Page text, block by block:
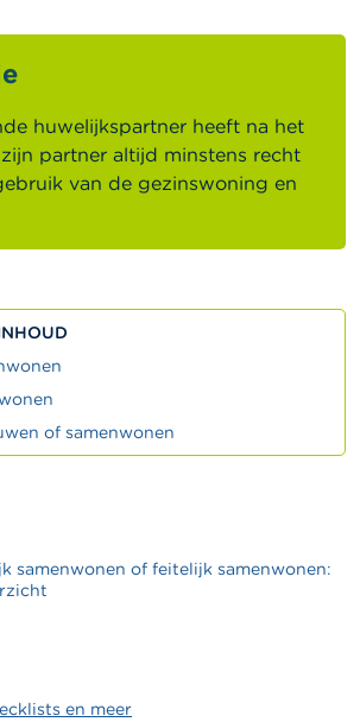
huwelijkspartner heeft na het
partner altijd minstens recht
van de gezinswoning en
of samenwonen
samenwonen of feitelijk samenwonen:
en meer